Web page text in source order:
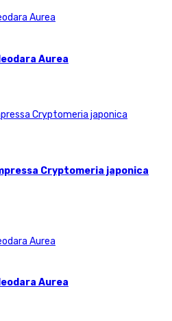
Aurea
Cryptomeria japonica
Aurea